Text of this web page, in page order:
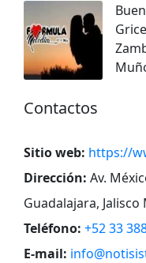
Contactos
Sitio web: https://
Dirección: Av.
Guadalajara, Jalisco
Teléfono: +52 33
E-mail: